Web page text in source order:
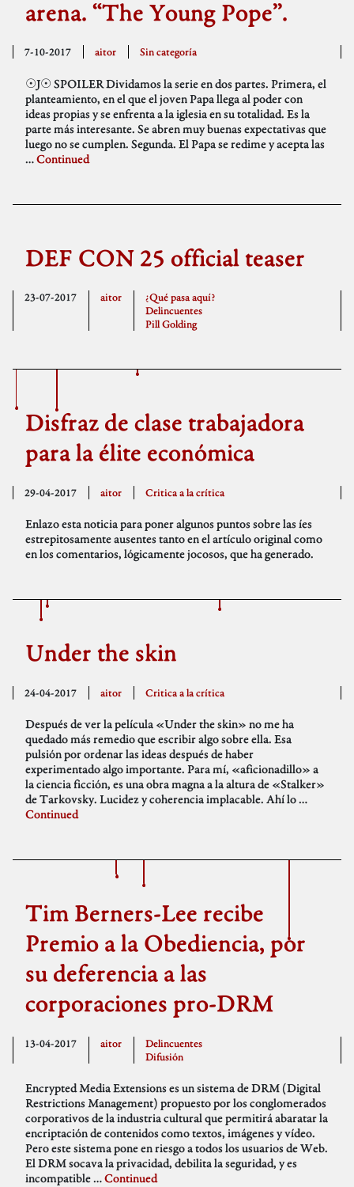
arena. “The Young Pope”.
7-10-2017 aitor Sin categoría
☉J☉ SPOILER Dividamos la serie en dos partes. Primera, el
planteamiento, en el que el joven Papa llega al poder con
ideas propias y se enfrenta a la iglesia en su totalidad. Es la
parte más interesante. Se abren muy buenas expectativas que
luego no se cumplen. Segunda. El Papa se redime y acepta las
…Continued
DEF CON 25 official teaser
23-07-2017 aitor
¿Qué pasa aquí?
Delincuentes
Pill Golding
Disfraz de clase trabajadora
para la élite económica
29-04-2017 aitor Critica a la crítica
Enlazo esta noticia para poner algunos puntos sobre las íes
estrepitosamente ausentes tanto en el artículo original como
en los comentarios, lógicamente jocosos, que ha generado.
Under the skin
24-04-2017 aitor Critica a la crítica
Después de ver la película «Under the skin» no me ha
quedado más remedio que escribir algo sobre ella. Esa
pulsión por ordenar las ideas después de haber
experimentado algo importante. Para mí, «aficionadillo» a
la ciencia ficción, es una obra magna a la altura de «Stalker»
de Tarkovsky. Lucidez y coherencia implacable. Ahí lo …
Continued
Tim Berners-Lee recibe
Premio a la Obediencia, por
su deferencia a las
corporaciones pro-DRM
13-04-2017 aitor
Delincuentes
Difusión
Encrypted Media Extensions es un sistema de DRM (Digital
Restrictions Management) propuesto por los conglomerados
corporativos de la industria cultural que permitirá abaratar la
encriptación de contenidos como textos, imágenes y vídeo.
Pero este sistema pone en riesgo a todos los usuarios de Web.
El DRM socava la privacidad, debilita la seguridad, y es
incompatible …Continued